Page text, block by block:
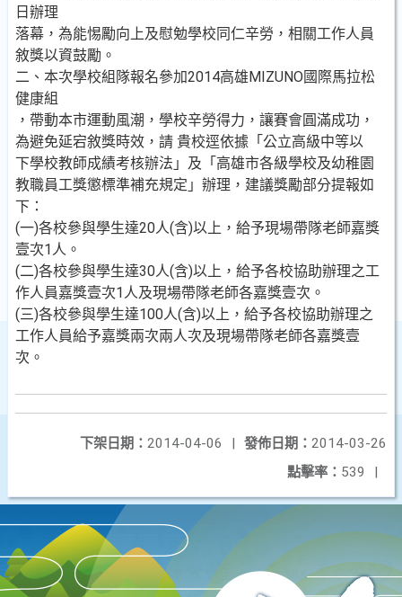
日辦理
落幕，為能惕勵向上及慰勉學校同仁辛勞，相關工作人員
敘獎以資鼓勵。
二、本次學校組隊報名參加2014高雄MIZUNO國際馬拉松
健康組
，帶動本市運動風潮，學校辛勞得力，讓賽會圓滿成功，
為避免延宕敘獎時效，請 貴校逕依據「公立高級中等以
下學校教師成績考核辦法」及「高雄市各級學校及幼稚園
教職員工獎懲標準補充規定」辦理，建議獎勵部分提報如
下：
(一)各校參與學生達20人(含)以上，給予現場帶隊老師嘉獎
壹次1人。
(二)各校參與學生達30人(含)以上，給予各校協助辦理之工
作人員嘉獎壹次1人及現場帶隊老師各嘉獎壹次。
(三)各校參與學生達100人(含)以上，給予各校協助辦理之
工作人員給予嘉獎兩次兩人次及現場帶隊老師各嘉獎壹
次。
發佈日期： 2014-03-26
下架日期： 2014-04-06
|
點擊率： 539 |